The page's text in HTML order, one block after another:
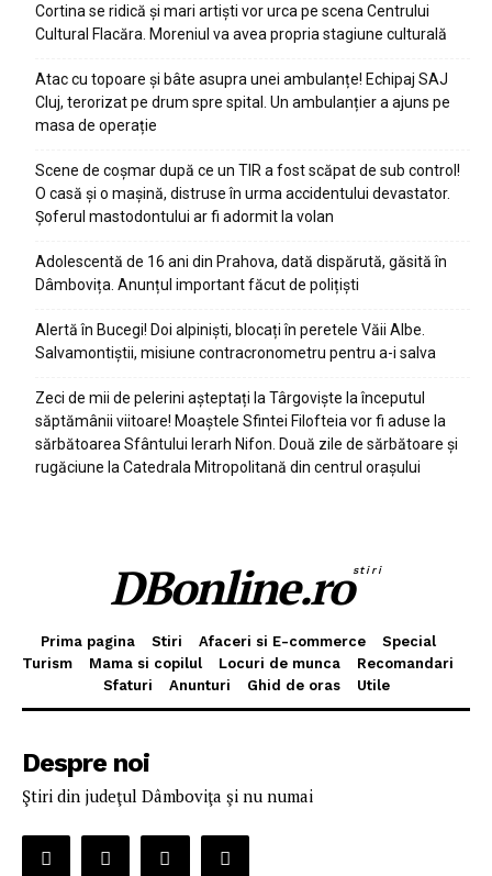
Cortina se ridică și mari artiști vor urca pe scena Centrului
Cultural Flacăra. Moreniul va avea propria stagiune culturală
Atac cu topoare și bâte asupra unei ambulanțe! Echipaj SAJ
Cluj, terorizat pe drum spre spital. Un ambulanțier a ajuns pe
masa de operație
Scene de coșmar după ce un TIR a fost scăpat de sub control!
O casă și o mașină, distruse în urma accidentului devastator.
Șoferul mastodontului ar fi adormit la volan
Adolescentă de 16 ani din Prahova, dată dispărută, găsită în
Dâmbovița. Anunțul important făcut de polițiști
Alertă în Bucegi! Doi alpiniști, blocați în peretele Văii Albe.
Salvamontiștii, misiune contracronometru pentru a-i salva
Zeci de mii de pelerini așteptați la Târgoviște la începutul
săptămânii viitoare! Moaștele Sfintei Filofteia vor fi aduse la
sărbătoarea Sfântului Ierarh Nifon. Două zile de sărbătoare și
rugăciune la Catedrala Mitropolitană din centrul orașului
DBonline.rostiri
Prima pagina Stiri Afaceri si E-commerce
Special
Turism
Mama si copilul Locuri de munca
Recomandari
Sfaturi
Anunturi Ghid de oras Utile
Despre noi
Ştiri din judeţul Dâmboviţa şi nu numai